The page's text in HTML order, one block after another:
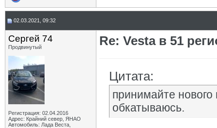
02.03.2021, 09:32
Сергей 74
Продвинутый
Регистрация: 02.04.2016
Адрес: Крайний север, ЯНАО
Автомобиль: Лада Веста,
Re: Vesta в 51
Цитата:
принимайте нового
обкатываюсь.